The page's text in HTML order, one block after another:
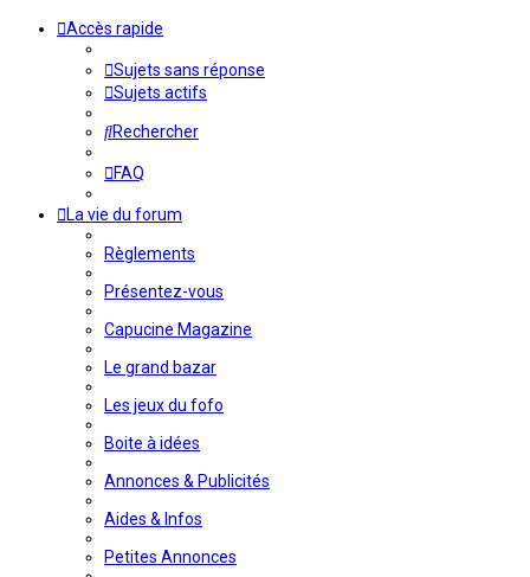
Accès rapide
Sujets sans réponse
Sujets actifs
Rechercher
FAQ
La vie du forum
Règlements
Présentez-vous
Capucine Magazine
Le grand bazar
Les jeux du fofo
Boite à idées
Annonces & Publicités
Aides & Infos
Petites Annonces